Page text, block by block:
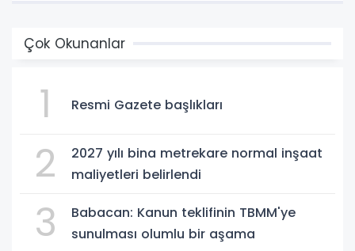
Çok Okunanlar
1 Resmi Gazete başlıkları
2
2027 yılı bina metrekare normal inşaat
maliyetleri belirlendi
3
Babacan: Kanun teklifinin TBMM'ye
sunulması olumlu bir aşama